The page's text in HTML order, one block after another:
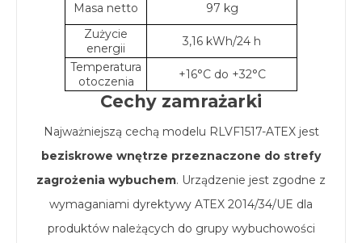
Masa netto
97 kg
Zużycie
energii
3,16 kWh/24 h
Temperatura
otoczenia
+16°C do +32°C
Cechy zamrażarki
Najważniejszą cechą modelu RLVF1517-ATEX jest
beziskrowe wnętrze przeznaczone do strefy
zagrożenia wybuchem. Urządzenie jest zgodne z
wymaganiami dyrektywy ATEX 2014/34/UE dla
produktów należących do grupy wybuchowości